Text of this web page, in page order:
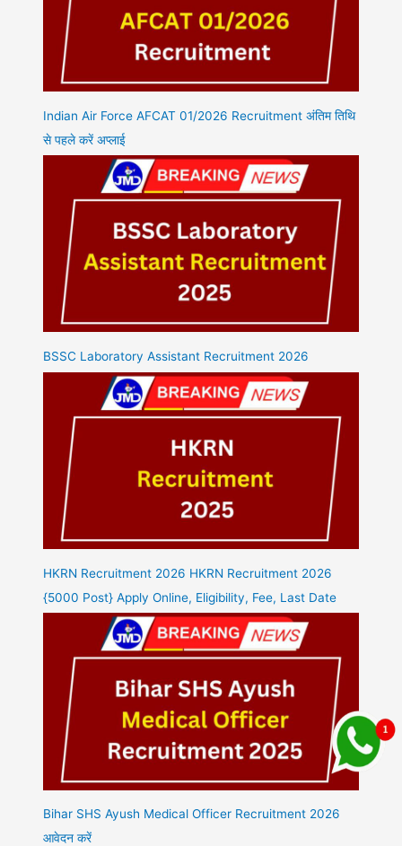
Indian Air Force AFCAT 01/2026 Recruitment अंतिम तिथि
से पहले करें अप्लाई
BSSC Laboratory Assistant Recruitment 2026
HKRN Recruitment 2026 HKRN Recruitment 2026
{5000 Post} Apply Online, Eligibility, Fee, Last Date
Bihar SHS Ayush Medical Officer Recruitment 2026
आवेदन करें